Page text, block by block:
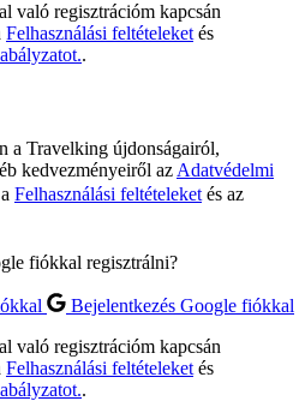
való regisztrációm kapcsán
Felhasználási feltételeketés
.
a Travelking újdonságairól,
kedvezményeiről azAdatvédelmi
Felhasználási feltételeketés az
fiókkal regisztrálni?
Bejelentkezés Google fiókkal
való regisztrációm kapcsán
Felhasználási feltételeketés
.